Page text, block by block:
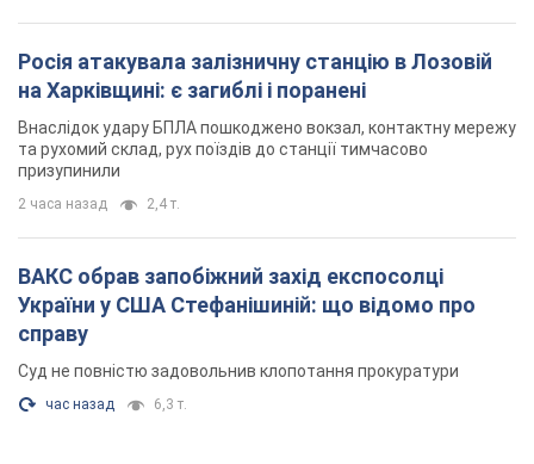
Росія атакувала залізничну станцію в Лозовій
на Харківщині: є загиблі і поранені
Внаслідок удару БПЛА пошкоджено вокзал, контактну мережу
та рухомий склад, рух поїздів до станції тимчасово
призупинили
2 часа назад 2,4 т.
ВАКС обрав запобіжний захід експосолці
України у США Стефанішиній: що відомо про
справу
Суд не повністю задовольнив клопотання прокуратури
час назад 6,3 т.